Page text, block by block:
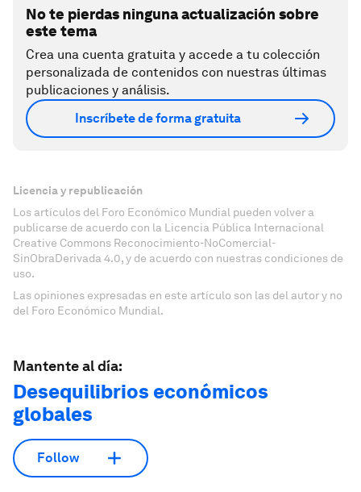
No te pierdas ninguna actualización sobre
este tema
Crea una cuenta gratuita y accede a tu colección
personalizada de contenidos con nuestras últimas
publicaciones y análisis.
Inscríbete de forma gratuita
Licencia y republicación
Los artículos del Foro Económico Mundial pueden volver a
publicarse de acuerdo con la Licencia Pública Internacional
Creative Commons Reconocimiento-NoComercial-
SinObraDerivada 4.0, y de acuerdo con nuestras condiciones de
uso.
Las opiniones expresadas en este artículo son las del autor y no
del Foro Económico Mundial.
Mantente al día:
Desequilibrios económicos
globales
Follow